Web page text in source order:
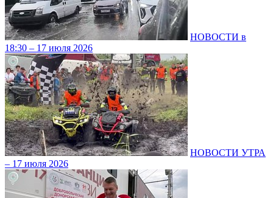
НОВОСТИ в
18:30 – 17 июля 2026
НОВОСТИ УТРА
– 17 июля 2026